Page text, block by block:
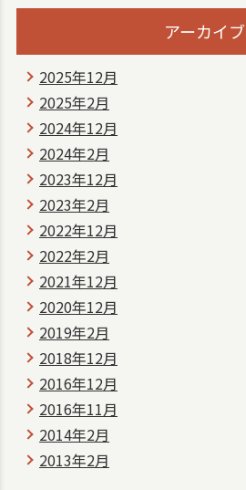
アーカイブ
2025年12月
2025年2月
2024年12月
2024年2月
2023年12月
2023年2月
2022年12月
2022年2月
2021年12月
2020年12月
2019年2月
2018年12月
2016年12月
2016年11月
2014年2月
2013年2月